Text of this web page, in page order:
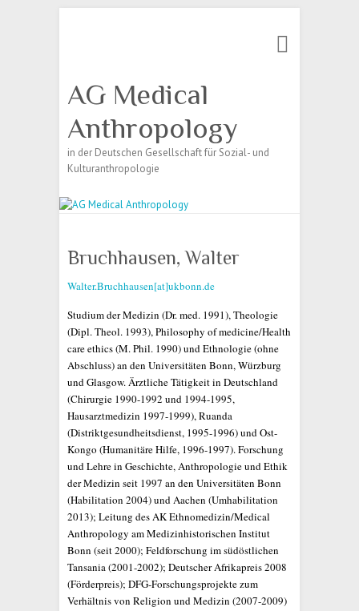
AG Medical
Anthropology
in der Deutschen Gesellschaft für Sozial- und
Kulturanthropologie
Bruchhausen, Walter
Walter.Bruchhausen[at]ukbonn.de
Studium der Medizin (Dr. med. 1991), Theologie
(Dipl. Theol. 1993), Philosophy of medicine/Health
care ethics (M. Phil. 1990) und Ethnologie (ohne
Abschluss) an den Universitäten Bonn, Würzburg
und Glasgow. Ärztliche Tätigkeit in Deutschland
(Chirurgie 1990-1992 und 1994-1995,
Hausarztmedizin 1997-1999), Ruanda
(Distriktgesundheitsdienst, 1995-1996) und Ost-
Kongo (Humanitäre Hilfe, 1996-1997). Forschung
und Lehre in Geschichte, Anthropologie und Ethik
der Medizin seit 1997 an den Universitäten Bonn
(Habilitation 2004) und Aachen (Umhabilitation
2013); Leitung des AK Ethnomedizin/Medical
Anthropology am Medizinhistorischen Institut
Bonn (seit 2000); Feldforschung im südöstlichen
Tansania (2001-2002); Deutscher Afrikapreis 2008
(Förderpreis); DFG-Forschungsprojekte zum
Verhältnis von Religion und Medizin (2007-2009)